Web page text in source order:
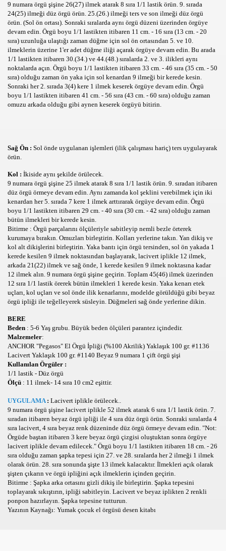
9 numara örgü şişine 26(27) ilmek atarak 8 sıra 1/1 lastik örün. 9. sırada
24(25) ilmeği düz örgü örün. 25.(26.) ilmeği ters ve son ilmeği düz örgü
örün. (Sol ön ortası). Sonraki sıralarda aynı örgü düzeni üzerinden örgüye
devam edin. Örgü boyu 1/1 lastikten itibaren 11 cm. - 16 sıra (13 cm. - 20
sıra) uzunluğa ulaştığı zaman düğme için sol ön ortasından 5. ve 10.
ilmeklerin üzerine 1'er adet düğme iliği açarak örgüye devam edin. Bu arada
1/1 lastikten itibaren 30.(34.) ve 44.(48.) sıralarda 2. ve 3. ilikleri aynı
noktalarda açın. Örgü boyu 1/1 lastikten itibaren 33 cm. - 46 sıra (35 cm. - 50
sıra) olduğu zaman ön yaka için sol kenardan 9 ilmeği bir kerede kesin.
Sonraki her 2. sırada 3(4) kere 1 ilmek keserek örgüye devam edin. Örgü
boyu 1/1 lastikten itibaren 41 cm. - 56 sıra (43 cm. - 60 sıra) olduğu zaman
omuzu arkada olduğu gibi aynen keserek örgüyü bitirin.
Sağ Ön : Sol önde uygulanan işlemleri (ilik çalışması hariç) ters uygulayarak
örün.
Kol : İkiside aynı şekilde örülecek.
9 numara örgü şişine 25 ilmek atarak 8 sıra 1/1 lastik örün. 9. sıradan itibaren
düz örgü örmeye devam edin. Aynı zamanda kol şeklini verebilmek için iki
kenardan her 5. sırada 7 kere 1 ilmek arttırarak örgüye devam edin. Örgü
boyu 1/1 lastikten itibaren 29 cm. - 40 sıra (30 cm. - 42 sıra) olduğu zaman
bütün ilmekleri bir kerede kesin.
Bitirme : Örgü parçalarını ölçüleriyle sabitleyip nemli bezle örterek
kurumaya bırakın. Omuzları birleştirin. Kolları yerlerine takın. Yan dikiş ve
kol alt dikişlerini birleştirin. Yaka bantı için örgü tersinden, sol ön yakada 1
kerede kesilen 9 ilmek noktasından başlayarak, lacivert iplikle 12 ilmek,
arkada 21(22) ilmek ve sağ önde, 1 kerede kesilen 9 ilmek noktasına kadar
12 ilmek alın. 9 numara örgü şişine geçirin. Toplam 45(46) ilmek üzerinden
12 sıra 1/1 lastik örerek bütün ilmekleri 1 kerede kesin. Yaka kenarı etek
uçları, kol uçları ve sol önde ilik kenarlarını, modelde görüldüğü gibi beyaz
örgü ipliği ile teğelleyerek süsleyin. Düğmeleri sağ önde yerlerine dikin.
BERE
Beden : 5-6 Yaş grubu. Büyük beden ölçüleri parantez içindedir.
Malzemeler:
ANCHOR "Pegasos" El Örgü İpliği (%100 Akrilik) Yaklaşık 100 gr. #1136
Lacivert Yaklaşık 100 gr. #1140 Beyaz 9 numara 1 çift örgü şişi
Kullanılan Örgüler :
1/1 lastik - Düz örgü
Ölçü : 11 ilmek- 14 sıra 10 cm2 eşittir.
UYGULAMA: Lacivert iplikle örülecek..
9 numara örgü şişine lacivert iplikle 52 ilmek atarak 6 sıra 1/1 lastik örün. 7.
sıradan itibaren beyaz örgü ipliği ile 4 sıra düz örgü örün. Sonraki sıralarda 4
sıra lacivert, 4 sıra beyaz renk düzeninde düz örgü örmeye devam edin. "Not:
Örgüde baştan itibaren 3 kere beyaz örgü çizgisi oluştuktan sonra örgüye
lacivert iplikle devam edilecek." Örgü boyu 1/1 lastikten itibaren 18 cm. - 26
sıra olduğu zaman şapka tepesi için 27. ve 28. sıralarda her 2 ilmeği 1 ilmek
olarak örün. 28. sıra sonunda şişte 13 ilmek kalacaktır. İlmekleri açık olarak
şişten çıkarın ve örgü ipliğini açık ilmeklerin içinden geçirin.
Bitirme : Şapka arka ortasını gizli dikiş ile birleştirin. Şapka tepesini
toplayarak sıkıştırın, ipliği sabitleyin. Lacivert ve beyaz iplikten 2 renkli
ponpon hazırlayın. Şapka tepesine tutturun.
Yazının Kaynağı: Yumak çocuk el örgüsü desen kitabı
psikososyal önemi